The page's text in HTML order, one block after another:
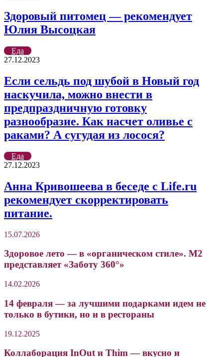
Здоровый питомец — рекомендует
Юлия Высоцкая
Еда
27.12.2023
Если сельдь под шубой в Новый год
наскучила, можно внести в
предпраздничную готовку
разнообразие. Как насчет оливье с
раками? А сугудая из лосося?
Еда
27.12.2023
Анна Кривошеева в беседе с Life.ru
рекомендует скорректировать
питание.
15.07.2026
Здоровое лето — в «органическом стиле». М2
представляет «Заботу 360°»
14.02.2026
14 февраля — за лучшими подарками идем не
только в бутики, но и в рестораны
19.12.2025
Коллаборация InOut и Thim — вкусно и